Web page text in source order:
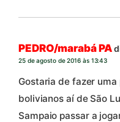
PEDRO/marabá PA
25 de agosto de 2016 às 13:43
Gostaria de fazer
bolivianos aí de São
Sampaio passar a